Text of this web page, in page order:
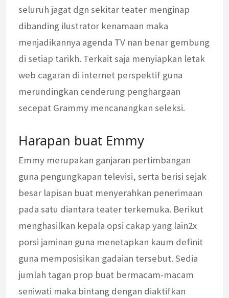
seluruh jagat dgn sekitar teater menginap
dibanding ilustrator kenamaan maka
menjadikannya agenda TV nan benar gembung
di setiap tarikh. Terkait saja menyiapkan letak
web cagaran di internet perspektif guna
merundingkan cenderung penghargaan
secepat Grammy mencanangkan seleksi.
Harapan buat Emmy
Emmy merupakan ganjaran pertimbangan
guna pengungkapan televisi, serta berisi sejak
besar lapisan buat menyerahkan penerimaan
pada satu diantara teater terkemuka. Berikut
menghasilkan kepala opsi cakap yang lain2x
porsi jaminan guna menetapkan kaum definit
guna memposisikan gadaian tersebut. Sedia
jumlah tagan prop buat bermacam-macam
seniwati maka bintang dengan diaktifkan